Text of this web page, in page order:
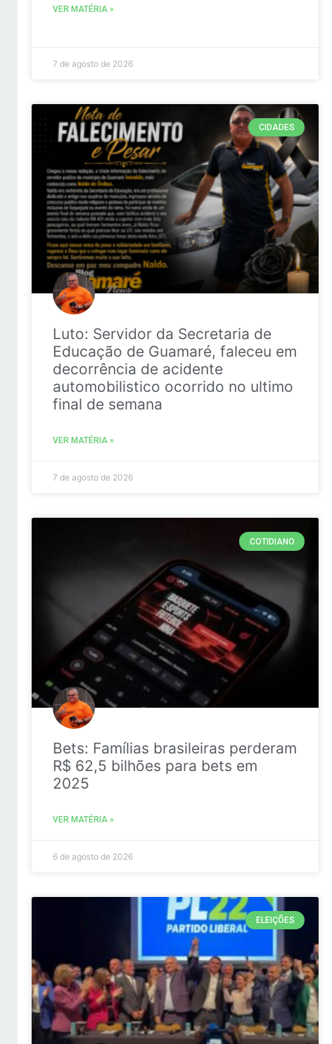
VER MATÉRIA »
7 de agosto de 2026
CIDADES
Luto: Servidor da Secretaria de
Educação de Guamaré, faleceu em
decorrência de acidente
automobilistico ocorrido no ultimo
final de semana
VER MATÉRIA »
7 de agosto de 2026
COTIDIANO
Bets: Famílias brasileiras perderam
R$ 62,5 bilhões para bets em
2025
VER MATÉRIA »
6 de agosto de 2026
ELEIÇÕES